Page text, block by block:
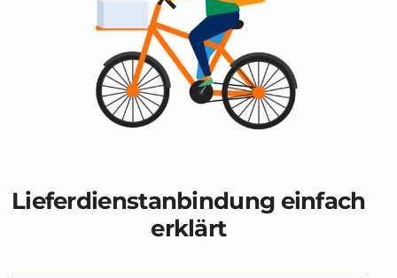
Lieferdienstanbindung einfach
erklärt